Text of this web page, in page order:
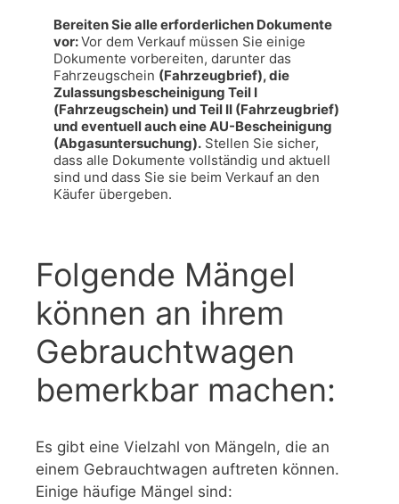
Bereiten Sie alle erforderlichen Dokumente
vor: Vor dem Verkauf müssen Sie einige
Dokumente vorbereiten, darunter das
Fahrzeugschein (Fahrzeugbrief), die
Zulassungsbescheinigung Teil I
(Fahrzeugschein) und Teil II (Fahrzeugbrief)
und eventuell auch eine AU-Bescheinigung
(Abgasuntersuchung). Stellen Sie sicher,
dass alle Dokumente vollständig und aktuell
sind und dass Sie sie beim Verkauf an den
Käufer übergeben.
Folgende Mängel
können an ihrem
Gebrauchtwagen
bemerkbar machen:
Es gibt eine Vielzahl von Mängeln, die an
einem Gebrauchtwagen auftreten können.
Einige häufige Mängel sind: